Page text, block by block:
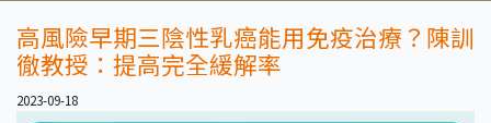
高風險早期三陰性乳癌能用免疫治療？陳訓
徹教授：提高完全緩解率
2023-09-18